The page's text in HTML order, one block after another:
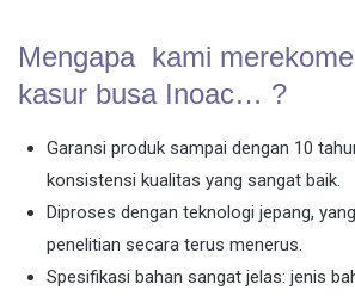
Mengapa kami
kasur busa Inoac… ?
Garansi produk sampai dengan 10
konsistensi kualitas yang sangat baik.
Diproses dengan teknologi jepang,
penelitian secara terus menerus.
Spesifikasi bahan sangat jelas: jenis